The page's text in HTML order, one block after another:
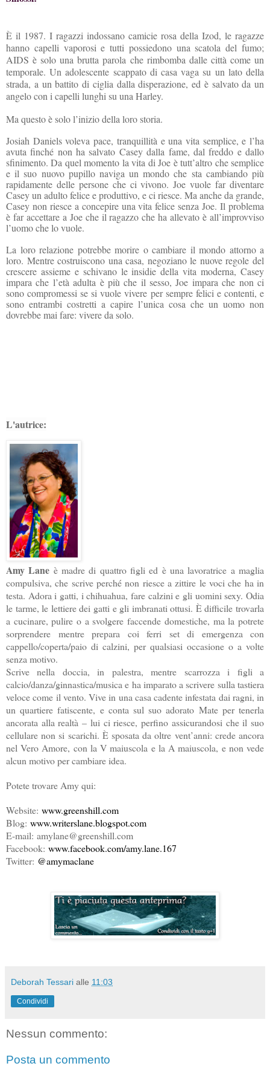
È il 1987. I ragazzi indossano camicie rosa della Izod, le ragazze
hanno capelli vaporosi e tutti possiedono una scatola del fumo;
AIDS è solo una brutta parola che rimbomba dalle città come un
temporale. Un adolescente scappato di casa vaga su un lato della
strada, a un battito di ciglia dalla disperazione, ed è salvato da un
angelo con i capelli lunghi su una Harley.
Ma questo è solo l’inizio della loro storia.
Josiah Daniels voleva pace, tranquillità e una vita semplice, e l’ha
avuta finché non ha salvato Casey dalla fame, dal freddo e dallo
sfinimento. Da quel momento la vita di Joe è tutt’altro che semplice
e il suo nuovo pupillo naviga un mondo che sta cambiando più
rapidamente delle persone che ci vivono. Joe vuole far diventare
Casey un adulto felice e produttivo, e ci riesce. Ma anche da grande,
Casey non riesce a concepire una vita felice senza Joe. Il problema
è far accettare a Joe che il ragazzo che ha allevato è all’improvviso
l’uomo che lo vuole.
La loro relazione potrebbe morire o cambiare il mondo attorno a
loro. Mentre costruiscono una casa, negoziano le nuove regole del
crescere assieme e schivano le insidie della vita moderna, Casey
impara che l’età adulta è più che il sesso, Joe impara che non ci
sono compromessi se si vuole vivere per sempre felici e contenti, e
sono entrambi costretti a capire l’unica cosa che un uomo non
dovrebbe mai fare: vivere da solo.
L'autrice:
Amy Lane è madre di quattro figli ed è una lavoratrice a maglia
compulsiva, che scrive perché non riesce a zittire le voci che ha in
testa. Adora i gatti, i chihuahua, fare calzini e gli uomini sexy. Odia
le tarme, le lettiere dei gatti e gli imbranati ottusi. È difficile trovarla
a cucinare, pulire o a svolgere faccende domestiche, ma la potrete
sorprendere mentre prepara coi ferri set di emergenza con
cappello/coperta/paio di calzini, per qualsiasi occasione o a volte
senza motivo.
Scrive nella doccia, in palestra, mentre scarrozza i figli a
calcio/danza/ginnastica/musica e ha imparato a scrivere sulla tastiera
veloce come il vento. Vive in una casa cadente infestata dai ragni, in
un quartiere fatiscente, e conta sul suo adorato Mate per tenerla
ancorata alla realtà – lui ci riesce, perfino assicurandosi che il suo
cellulare non si scarichi. È sposata da oltre vent’anni: crede ancora
nel Vero Amore, con la V maiuscola e la A maiuscola, e non vede
alcun motivo per cambiare idea.
Potete trovare Amy qui:
Website: www.greenshill.com
Blog: www.writerslane.blogspot.com
E-mail: amylane@greenshill.com
Facebook: www.facebook.com/amy.lane.167
Twitter: @amymaclane
Deborah Tessari alle 11:03
Condividi
Nessun commento:
Posta un commento